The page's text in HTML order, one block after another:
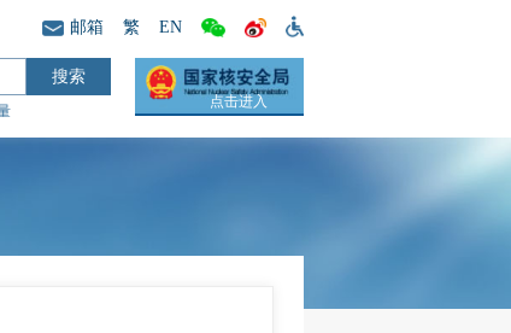
邮箱 繁 EN
点击进入